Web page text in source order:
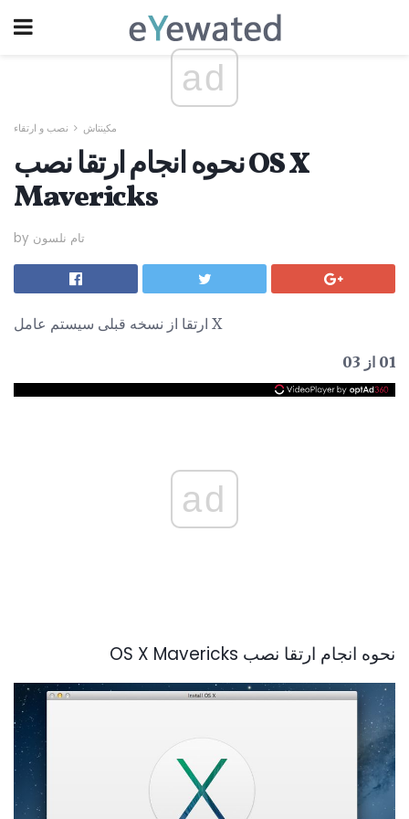
ad
مکینتاش نصب و ارتقاء
نحوه انجام ارتقا نصب OS X
Mavericks
by تام نلسون
ارتقا از نسخه قبلی سیستم عامل X
01 از 03
ad
نحوه انجام ارتقا نصب OS X Mavericks